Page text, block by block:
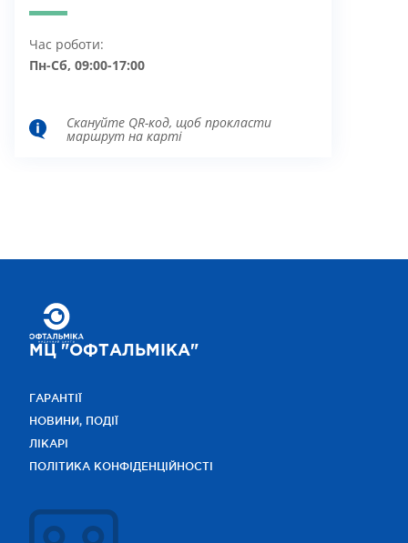
Час роботи:
Пн-Сб, 09:00-17:00
Скануйте QR-код, щоб прокласти
маршрут на карті
МЦ "ОФТАЛЬМІКА"
ГАРАНТІЇ
НОВИНИ, ПОДІЇ
ЛІКАРІ
ПОЛІТИКА КОНФІДЕНЦІЙНОСТІ